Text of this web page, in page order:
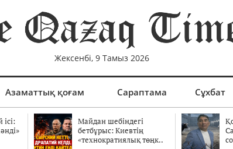
Жексенбі, 9 Тамыз 2026
Азаматтық қоғам Сараптама Сұхбат
Майдан шебіндегі
бетбұрыс: Киевтің
«технократиялық төңк..